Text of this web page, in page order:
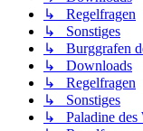
↳ Regelfragen
↳ Sonstiges
↳ Burggrafen
↳ Downloads
↳ Regelfragen
↳ Sonstiges
↳ Paladine des